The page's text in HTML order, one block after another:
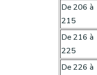
De 206 à
215
De 216 à
225
De 226 à